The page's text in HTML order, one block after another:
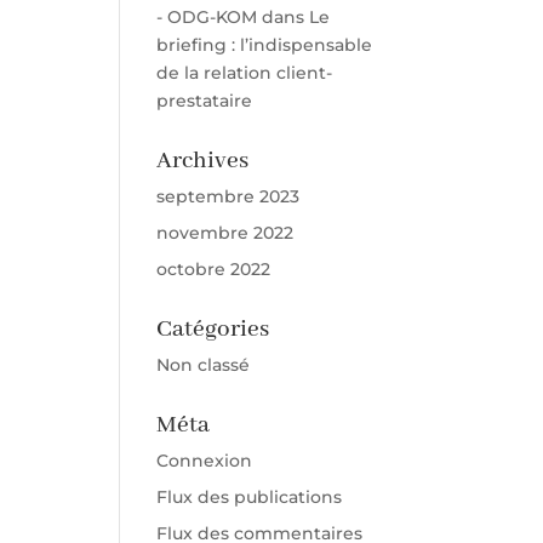
- ODG-KOM dans Le
briefing : l’indispensable
de la relation client-
prestataire
Archives
septembre 2023
novembre 2022
octobre 2022
Catégories
Non classé
Méta
Connexion
Flux des publications
Flux des commentaires